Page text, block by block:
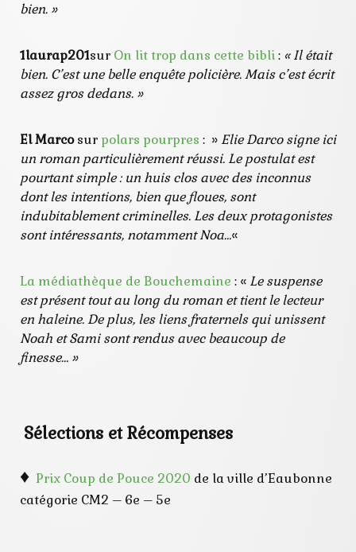
bien. »
1laurap201sur On lit trop dans cette bibli: « Il était
bien. C’est une belle enquête policière. Mais c’est écrit
assez gros dedans. »
El Marcosur polars pourpres : » Elie Darcosigne ici
un roman particulièrement réussi. Le postulat est
pourtant simple : un huis clos avec des inconnus
dont les intentions, bien que floues, sont
indubitablement criminelles. Les deux protagonistes
sont intéressants, notamment Noa…«
La médiathèque de Bouchemaine : « Le suspense
est présent tout au long du roman et tient le lecteur
en haleine. De plus, les liens fraternels qui unissent
Noah et Sami sont rendus avec beaucoup de
finesse… »
Sélections et Récompenses
♦ Prix Coup de Pouce 2020 de la ville d’Eaubonne
catégorie CM2 – 6e – 5e